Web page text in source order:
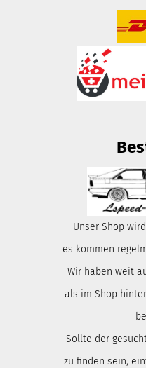
Unser Shop
es kommen
Wir haben weit
als im Shop
Sollte der
zu finden sein,